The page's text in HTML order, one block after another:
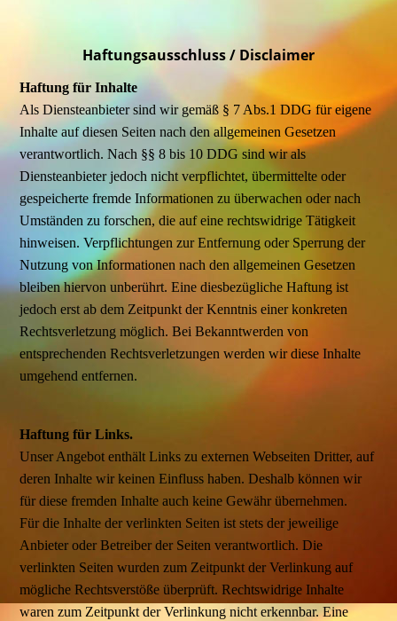
Haftungsausschluss / Disclaimer
Haftung für Inhalte
Als Diensteanbieter sind wir gemäß § 7 Abs.1 DDG für eigene
Inhalte auf diesen Seiten nach den allgemeinen Gesetzen
verantwortlich. Nach §§ 8 bis 10 DDG sind wir als
Diensteanbieter jedoch nicht verpflichtet, übermittelte oder
gespeicherte fremde Informationen zu überwachen oder nach
Umständen zu forschen, die auf eine rechtswidrige Tätigkeit
hinweisen. Verpflichtungen zur Entfernung oder Sperrung der
Nutzung von Informationen nach den allgemeinen Gesetzen
bleiben hiervon unberührt. Eine diesbezügliche Haftung ist
jedoch erst ab dem Zeitpunkt der Kenntnis einer konkreten
Rechtsverletzung möglich. Bei Bekanntwerden von
entsprechenden Rechtsverletzungen werden wir diese Inhalte
umgehend entfernen.
Haftung für Links.
Unser Angebot enthält Links zu externen Webseiten Dritter, auf
deren Inhalte wir keinen Einfluss haben. Deshalb können wir
für diese fremden Inhalte auch keine Gewähr übernehmen.
Für die Inhalte der verlinkten Seiten ist stets der jeweilige
Anbieter oder Betreiber der Seiten verantwortlich. Die
verlinkten Seiten wurden zum Zeitpunkt der Verlinkung auf
mögliche Rechtsverstöße überprüft. Rechtswidrige Inhalte
waren zum Zeitpunkt der Verlinkung nicht erkennbar. Eine